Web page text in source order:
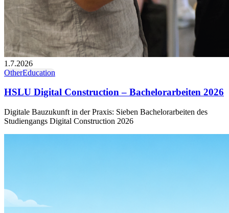
1.7.2026
OtherEducation
HSLU Digital Construction – Bachelorarbeiten 2026
Digitale Bauzukunft in der Praxis: Sieben Bachelorarbeiten des
Studiengangs Digital Construction 2026